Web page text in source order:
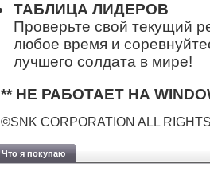
ТАБЛИЦА ЛИДЕРОВ
Проверьте свой текущий
любое время и
лучшего солдата в мире!
** НЕ РАБОТАЕТ НА
©SNK CORPORATION ALL
Что я покупаю